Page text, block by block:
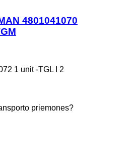
4801041070
1 unit -TGL I 2
priemones?